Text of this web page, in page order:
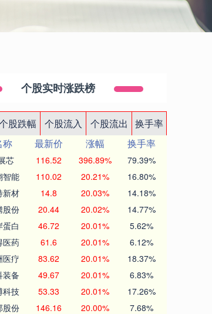
个股实时涨跌榜
股跌幅 个股流入 个股流出
换手率
称 最新价 涨幅
换手率
芯 116.52 396.89% 79.39%
智能 110.02 20.21% 16.80%
新材 14.8 20.03% 14.18%
股份 20.44 20.02% 14.77%
蛋白 46.72 20.01% 5.62%
医药 61.6 20.01% 6.12%
医疗 83.62 20.01% 18.37%
装备 49.67 20.01% 6.83%
科技 53.33 20.01% 17.26%
股份 146.16 20.00% 7.68%